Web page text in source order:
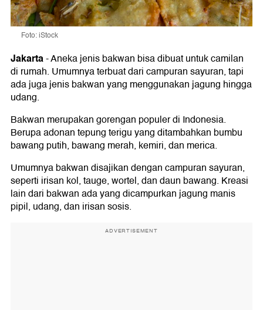
Foto: iStock
Jakarta-Aneka jenis bakwan bisa dibuat untuk camilan
di rumah. Umumnya terbuat dari campuran sayuran, tapi
ada juga jenis bakwan yang menggunakan jagung hingga
udang.
Bakwan merupakan gorengan populer di Indonesia.
Berupa adonan tepung terigu yang ditambahkan bumbu
bawang putih, bawang merah, kemiri, dan merica.
Umumnya bakwan disajikan dengan campuran sayuran,
seperti irisan kol, tauge, wortel, dan daun bawang. Kreasi
lain dari bakwan ada yang dicampurkan jagung manis
pipil, udang, dan irisan sosis.
ADVERTISEMENT